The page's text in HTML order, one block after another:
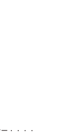
・・・・